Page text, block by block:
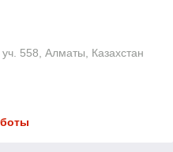
558, Алматы, Казахстан